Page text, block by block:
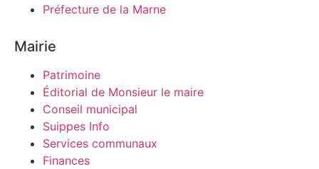
Préfecture de la Marne
Mairie
Patrimoine
Éditorial de Monsieur le maire
Conseil municipal
Suippes Info
Services communaux
Finances